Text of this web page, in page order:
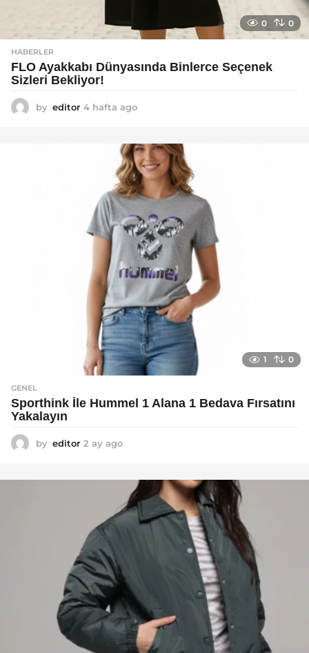
0 0
HABERLER
FLO Ayakkabı Dünyasında Binlerce Seçenek
Sizleri Bekliyor!
by editor 4 hafta ago
a
g
o
1 0
GENEL
Sporthink İle Hummel 1 Alana 1 Bedava Fırsatını
Yakalayın
by editor 2 ay ago
a
g
o